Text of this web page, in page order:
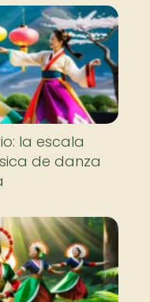
la escala
de danza